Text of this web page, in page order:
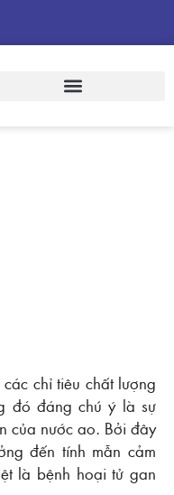
các chỉ tiêu chất lượng
đó đáng chú ý là sự
của nước ao. Bởi đây
đến tính mẫn cảm
là bệnh hoại tử gan